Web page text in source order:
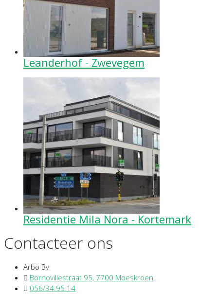
Leanderhof - Zwevegem
Residentie Mila Nora - Kortemark
Contacteer ons
Arbo Bv
Bornovillestraat 95, 7700 Moeskroen,
056/34.95.14